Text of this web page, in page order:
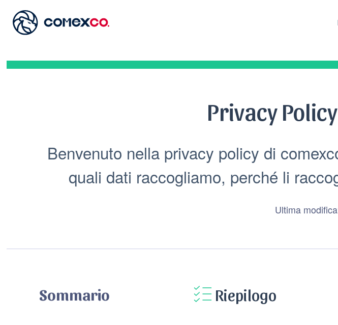
Privacy
Benvenuto nella privacy policy di
quali dati raccogliamo, perché li
Ultima
Sommario Riepilogo